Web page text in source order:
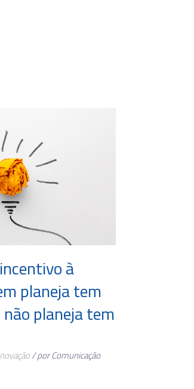
à
planeja tem
planeja tem
/ por Comunicação